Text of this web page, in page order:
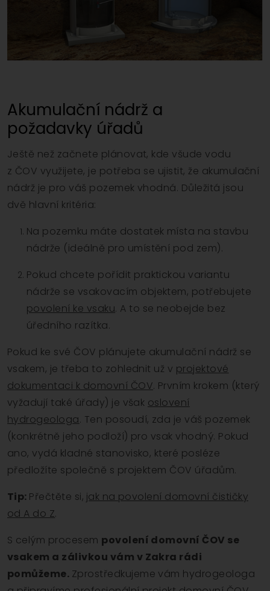
Akumulační nádrž a
požadavky úřadů
Ještě než začnete plánovat, kde všude vodu
z ČOV využijete, je potřeba se ujistit, že akumulační
nádrž je pro váš pozemek vhodná. Důležitá jsou
dvě hlavní kritéria:
Na pozemku máte dostatek místa na stavbu
nádrže (ideálně pro umístění pod zem).
Pokud chcete pořídit praktickou variantu
nádrže se vsakovacím objektem, potřebujete
povolení ke vsaku. A to se neobejde bez
úředního razítka.
Pokud ke své ČOV plánujete akumulační nádrž se
vsakem, je třeba to zohlednit už v projektové
dokumentaci k domovní ČOV. Prvním krokem (který
vyžadují také úřady) je však oslovení
hydrogeologa. Ten posoudí, zda je váš pozemek
(konkrétně jeho podloží) pro vsak vhodný. Pokud
ano, vydá kladné stanovisko, které posléze
předložíte společně s projektem ČOV úřadům.
Tip: Přečtěte si, jak na povolení domovní čističky
od A do Z.
S celým procesem povolení domovní ČOV se
vsakem a zálivkou vám v Zakra rádi
pomůžeme. Zprostředkujeme vám hydrogeologa